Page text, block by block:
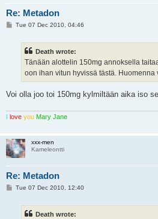
Re: Metadon
PTue 07 Dec 2010, 04:46
Death wrote:
Tänään alottelin 150mg annoksella
oon ihan vitun hyvissä tästä. Huomenna
Voi olla joo toi 150mg kylmiltään aika iso
I love you Mary Jane
xxx-men
Kameleontti
Re: Metadon
PTue 07 Dec 2010, 12:40
Death wrote: